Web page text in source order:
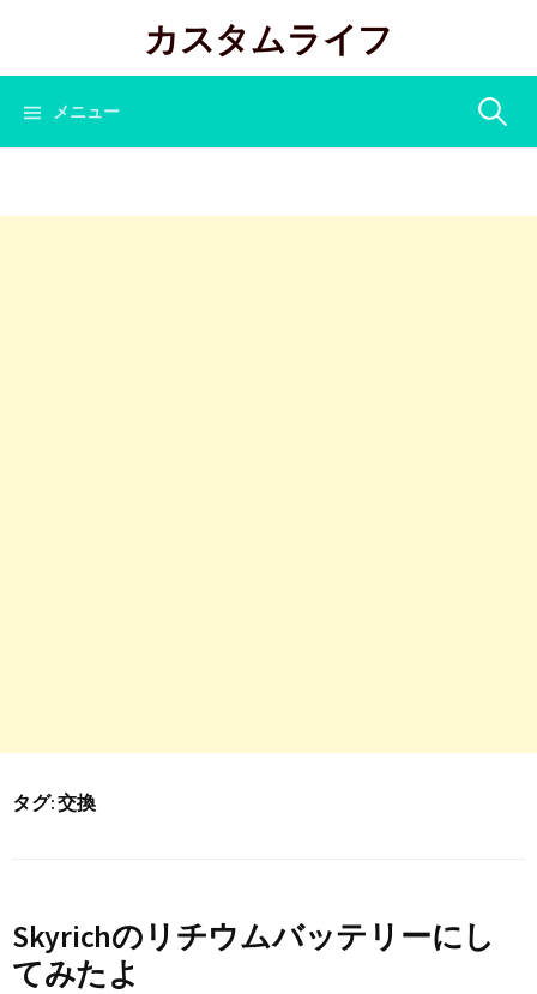
テ
キ
カスタムライフ
メニュー 検
タグ:交換
Skyrichのリチウムバッテリーにし
てみたよ